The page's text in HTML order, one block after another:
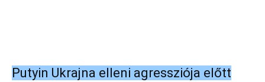
Putyin Ukrajna elleni agressziója előtt